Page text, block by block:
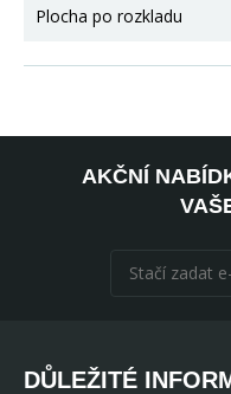
Plocha po rozkladu
AKČNÍ
DŮLEŽITÉ